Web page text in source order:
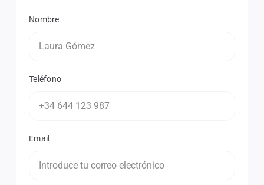
Nombre
Teléfono
Email